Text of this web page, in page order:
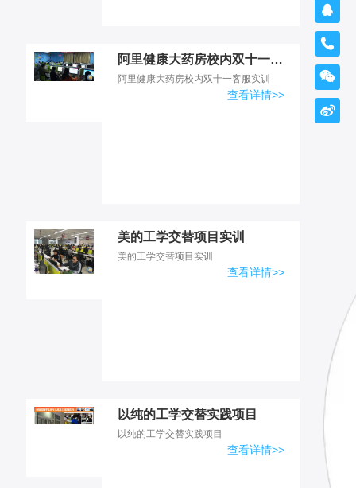
阿里健康大药房校内双十一客服实训
阿里健康大药房校内双十一客服实训
查看详情>>
美的工学交替项目实训
美的工学交替项目实训
查看详情>>
以纯的工学交替实践项目
以纯的工学交替实践项目
查看详情>>



